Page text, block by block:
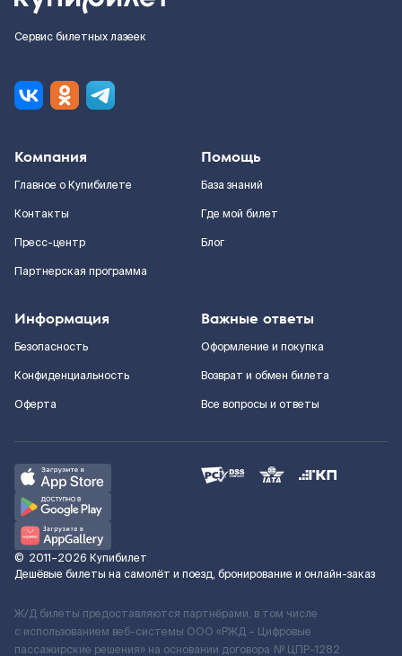
Сервис билетных лазеек
Компания
Главное о Купибилете
Контакты
Пресс-центр
Партнерская программа
Помощь
База знаний
Где мой билет
Блог
Информация
Безопасность
Конфиденциальность
Оферта
Важные ответы
Оформление и покупка
Возврат и обмен билета
Все вопросы и ответы
© 2011–2026 Купибилет
Дешёвые билеты на самолёт и поезд, бронирование и онлайн-заказ
Ж/Д билеты предоставляются партнёрами, в том числе
с использованием веб-системы ООО «РЖД – Цифровые
пассажирские решения» на основании договора № ЦПР-1282